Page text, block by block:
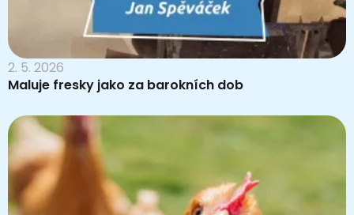
2. 5. 2026
Maluje fresky jako za barokních dob